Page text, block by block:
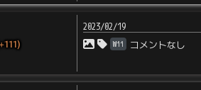
2023/02/19
Wii コメントなし